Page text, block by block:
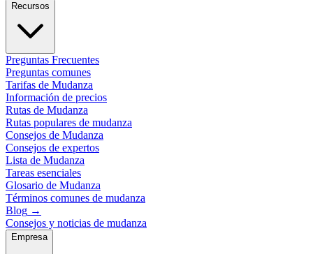
Recursos
Preguntas Frecuentes
Preguntas comunes
Tarifas de Mudanza
Información de precios
Rutas de Mudanza
Rutas populares de mudanza
Consejos de Mudanza
Consejos de expertos
Lista de Mudanza
Tareas esenciales
Glosario de Mudanza
Términos comunes de mudanza
Blog →
Consejos y noticias de mudanza
Empresa